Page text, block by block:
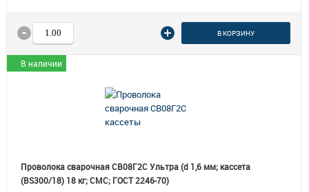
В КОРЗИНУ
В наличии
Проволока сварочная СВ08Г2С Ультра (d 1,6 мм; кассета
(BS300/18) 18 кг; СМС; ГОСТ 2246-70)